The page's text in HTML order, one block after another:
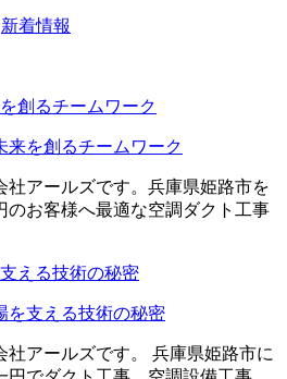
新着情報
来を創るチームワーク
社アールズです。兵庫県姫路市を
のお客様へ最適な空調ダクト工事
を支える技術の秘密
社アールズです。 兵庫県姫路市に